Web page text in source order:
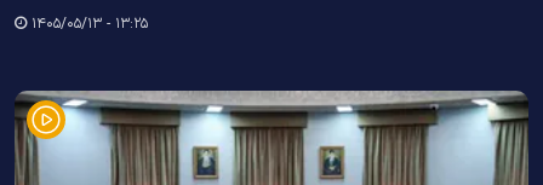
۱۳:۲۵ - ۱۴۰۵/۰۵/۱۳